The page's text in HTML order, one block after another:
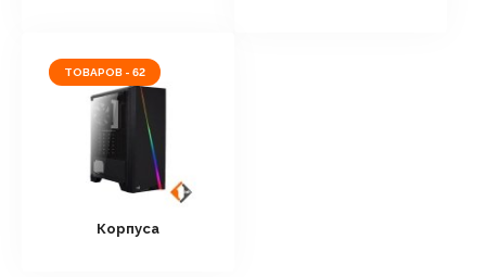
Корпуса
ТОВАРОВ - 62